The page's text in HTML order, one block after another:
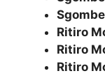
Ritiro
Ritiro
Ritiro